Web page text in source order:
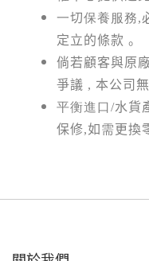
一切保養服務,
定立的條款 。
倘若顧客與原
爭議 , 本公司
平衡進口/水貨
保修,如 需 更換